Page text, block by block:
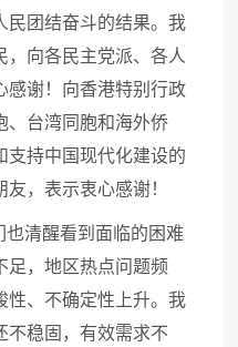
民团结奋斗的结果。我
，向各民主党派、各人
感谢！向香港特别行政
、台湾同胞和海外侨
支持中国现代化建设的
，表示衷心感谢！
清醒看到面临的困难
足，地区热点问题频
性、不确定性上升。我
不稳固，有效需求不